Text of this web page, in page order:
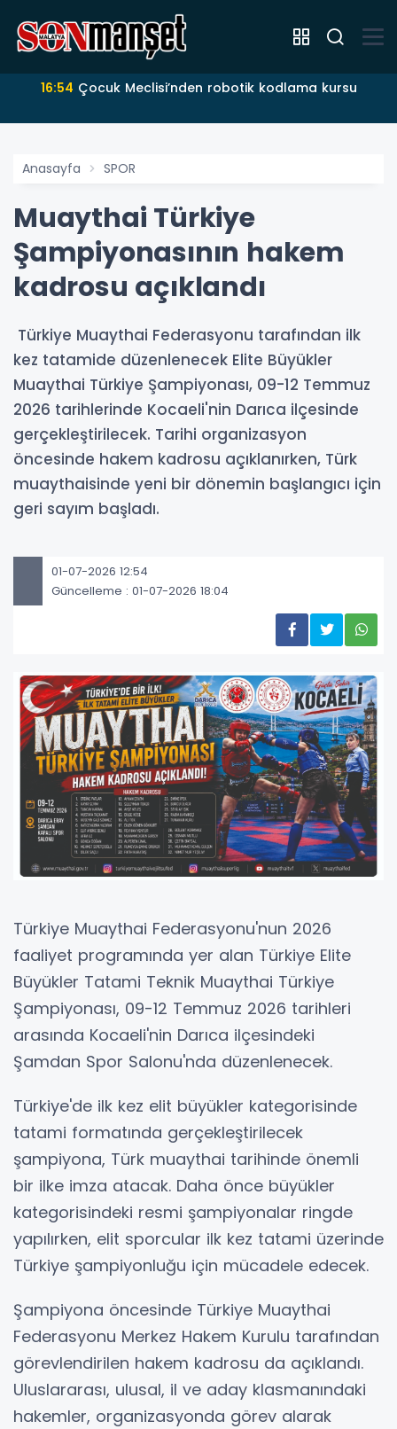
16:54 Çocuk Meclisi’nden robotik kodlama kursu
Anasayfa SPOR
Muaythai Türkiye
Şampiyonasının hakem
kadrosu açıklandı
Türkiye Muaythai Federasyonu tarafından ilk
kez tatamide düzenlenecek Elite Büyükler
Muaythai Türkiye Şampiyonası, 09-12 Temmuz
2026 tarihlerinde Kocaeli'nin Darıca ilçesinde
gerçekleştirilecek. Tarihi organizasyon
öncesinde hakem kadrosu açıklanırken, Türk
muaythaisinde yeni bir dönemin başlangıcı için
geri sayım başladı.
01-07-2026 12:54
Güncelleme : 01-07-2026 18:04
Türkiye Muaythai Federasyonu'nun 2026
faaliyet programında yer alan Türkiye Elite
Büyükler Tatami Teknik Muaythai Türkiye
Şampiyonası, 09-12 Temmuz 2026 tarihleri
arasında Kocaeli'nin Darıca ilçesindeki
Şamdan Spor Salonu'nda düzenlenecek.
Türkiye'de ilk kez elit büyükler kategorisinde
tatami formatında gerçekleştirilecek
şampiyona, Türk muaythai tarihinde önemli
bir ilke imza atacak. Daha önce büyükler
kategorisindeki resmi şampiyonalar ringde
yapılırken, elit sporcular ilk kez tatami üzerinde
Türkiye şampiyonluğu için mücadele edecek.
Şampiyona öncesinde Türkiye Muaythai
Federasyonu Merkez Hakem Kurulu tarafından
görevlendirilen hakem kadrosu da açıklandı.
Uluslararası, ulusal, il ve aday klasmanındaki
hakemler, organizasyonda görev alarak